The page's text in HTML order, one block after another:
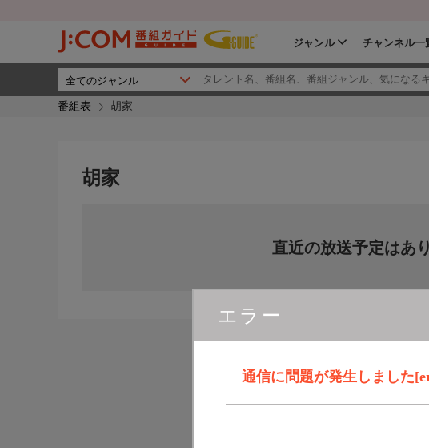
ジャンル チャンネル一
番組表 胡家
エラー
通信に問題が発生しました
胡家
直近の放送予定はあ